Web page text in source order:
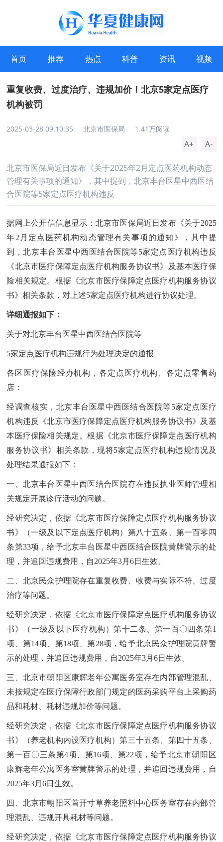
首页 推荐 热点 科普 资讯 视频
重复收费、过度治疗、违规加价！北京5家定点医疗
机构被罚
2025-03-28 09:10:35 北京市医保局 1.41万阅读
A+ A-
北京市医保局近日发布《关于2025年2月定点医药机构动态
管理有关事项的通知》，其中提到，北京丰台医星中西医结
合医院等5家定点医疗机构违反
据网上公开信信息显示：北京市医保局近日发布《关于2025
年2月定点医药机构动态管理有关事项的通知》，其中提
到，北京丰台医星中西医结合医院等5家定点医疗机构违反
《北京市医疗保障定点医疗机构服务协议书》及基本医疗保
险相关规定。根据《北京市医疗保障定点医疗机构服务协议
书》相关条款，对上述5家定点医疗机构进行协议处理。
详细通报如下：
关于对北京丰台医星中西医结合医院等
5家定点医疗机构违规行为处理决定的通报
各区医疗保险经办机构，各定点医疗机构、各定点零售药
店：
经调查核实，北京丰台医星中西医结合医院等5家定点医疗
机构违反《北京市医疗保障定点医疗机构服务协议书》及基
本医疗保险相关规定。根据《北京市医疗保障定点医疗机构
服务协议书》相关条款，现将5家定点医疗机构违规情况及
处理结果通报如下：
一、北京丰台医星中西医结合医院存在违反执业医师管理相
关规定开展诊疗活动的问题。
经研究决定，依据《北京市医疗保障定点医疗机构服务协议
书》（一级及以下定点医疗机构）第八十五条、第一百零四
条第33项，给予北京丰台医星中西医结合医院黄牌警示的处
理，并追回违规费用，自2025年3月6日生效。
二、北京民众护理院存在重复收费、收费与实际不符、过度
治疗等问题。
经研究决定，依据《北京市医疗保障定点医疗机构服务协议
书》（一级及以下医疗机构）第十二条、第一百〇四条第1
项、第14项、第18项、第28项，给予北京民众护理院黄牌警
示的处理，并追回违规费用，自2025年3月6日生效。
三、北京市朝阳区康辉老年公寓医务室存在内部管理混乱、
未按规定在医疗保障行政部门规定的医药采购平台上采购药
品和耗材、耗材违规加价等问题。
经研究决定，依据《北京市医疗保障定点医疗机构服务协议
书》（养老机构内设医疗机构）第三十五条、第四十五条、
第一百〇三条第4项、第16项、第22项，给予北京市朝阳区
康辉老年公寓医务室黄牌警示的处理，并追回违规费用，自
2025年3月6日生效。
四、北京市朝阳区首开寸草养老照料中心医务室存在内部管
理混乱、违规开具耗材等问题。
经研究决定，依据《北京市医疗保障定点医疗机构服务协议